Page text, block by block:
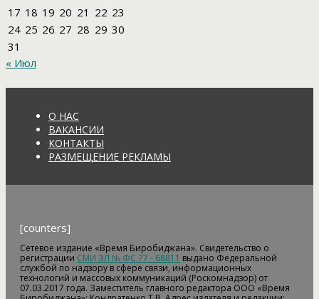
17 18 19 20 21 22 23
24 25 26 27 28 29 30
31
« Июл
О НАС
ВАКАНСИИ
КОНТАКТЫ
РАЗМЕЩЕНИЕ РЕКЛАМЫ
[counters]
Сетевое издание «Время Биробиджана». Свидетельство о
регистрации СМИ ЭЛ № ФС 77 - 68811 выдано Федеральной
службой по надзору в сфере связи, информационных
технологий и массовых коммуникаций (Роскомнадзор) от
07.03.2017 года. Заместитель главного редактора ООО «Время